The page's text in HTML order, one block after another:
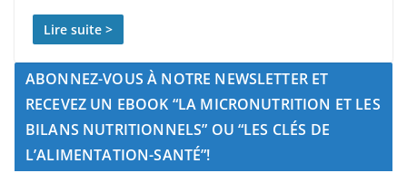
Lire suite >
ABONNEZ-VOUS À NOTRE NEWSLETTER ET
RECEVEZ UN EBOOK “LA MICRONUTRITION ET LES
BILANS NUTRITIONNELS” OU “LES CLÉS DE
L’ALIMENTATION-SANTÉ”!